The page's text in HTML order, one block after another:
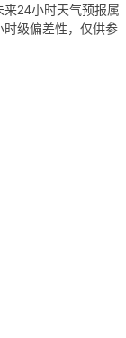
24小时天气预报属
级偏差性，仅供参